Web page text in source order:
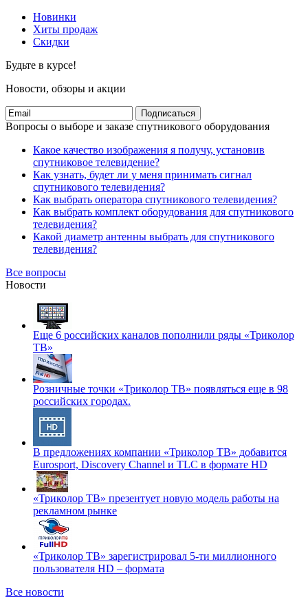
Новинки
Хиты продаж
Скидки
Будьте в курсе!
Новости, обзоры и акции
Подписаться
Вопросы о выборе и заказе спутникового оборудования
Какое качество изображения я получу, установив
спутниковое телевидение?
Как узнать, будет ли у меня принимать сигнал
спутникового телевидения?
Как выбрать оператора спутникового телевидения?
Как выбрать комплект оборудования для спутникового
телевидения?
Какой диаметр антенны выбрать для спутникового
телевидения?
Все вопросы
Новости
Еще 6 российских каналов пополнили ряды «Триколор
ТВ»
Розничные точки «Триколор ТВ» появляться еще в 98
российских городах.
В предложениях компании «Триколор ТВ» добавится
Eurosport, Discovery Channel и TLC в формате HD
«Триколор ТВ» презентует новую модель работы на
рекламном рынке
«Триколор ТВ» зарегистрировал 5-ти миллионного
пользователя HD – формата
Все новости